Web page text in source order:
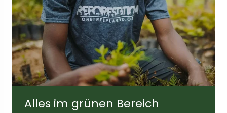
Breite der Linse:52 mm Höhe des Objektivs:40mm
Bügellänge: 143mm
Alles im grünen Bereich